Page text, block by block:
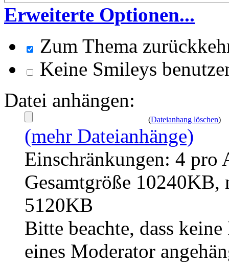
Erweiterte Optionen...
Zum Thema
Keine Smileys
Datei anhängen:
(Dateianhang löschen)
(mehr Dateianhänge)
Einschränkungen: 4 pro
Gesamtgröße
5120KB
Bitte beachte, dass
eines Moderator